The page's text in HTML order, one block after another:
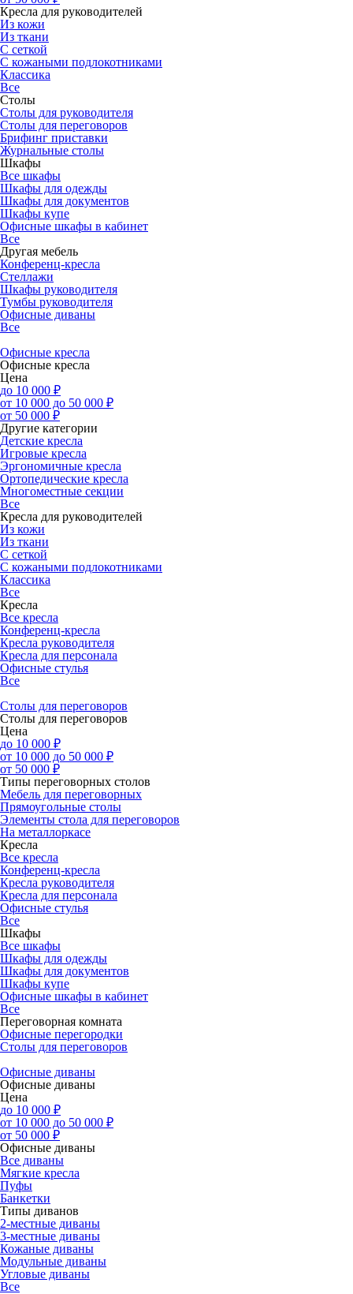
Кресла для руководителей
Из кожи
Из ткани
С сеткой
С кожаными подлокотниками
Классика
Все
Столы
Столы для руководителя
Столы для переговоров
Брифинг приставки
Журнальные столы
Шкафы
Все шкафы
Шкафы для одежды
Шкафы для документов
Шкафы купе
Офисные шкафы в кабинет
Все
Другая мебель
Конференц-кресла
Стеллажи
Шкафы руководителя
Тумбы руководителя
Офисные диваны
Все
Офисные кресла
Офисные кресла
Цена
до 10 000 ₽
от 10 000 до 50 000 ₽
от 50 000 ₽
Другие категории
Детские кресла
Игровые кресла
Эргономичные кресла
Ортопедические кресла
Многоместные секции
Все
Кресла для руководителей
Из кожи
Из ткани
С сеткой
С кожаными подлокотниками
Классика
Все
Кресла
Все кресла
Конференц-кресла
Кресла руководителя
Кресла для персонала
Офисные стулья
Все
Столы для переговоров
Столы для переговоров
Цена
до 10 000 ₽
от 10 000 до 50 000 ₽
от 50 000 ₽
Типы переговорных столов
Мебель для переговорных
Прямоугольные столы
Элементы стола для переговоров
На металлоркасе
Кресла
Все кресла
Конференц-кресла
Кресла руководителя
Кресла для персонала
Офисные стулья
Все
Шкафы
Все шкафы
Шкафы для одежды
Шкафы для документов
Шкафы купе
Офисные шкафы в кабинет
Все
Переговорная комната
Офисные перегородки
Столы для переговоров
Офисные диваны
Офисные диваны
Цена
до 10 000 ₽
от 10 000 до 50 000 ₽
от 50 000 ₽
Офисные диваны
Все диваны
Мягкие кресла
Пуфы
Банкетки
Типы диванов
2-местные диваны
3-местные диваны
Кожаные диваны
Модульные диваны
Угловые диваны
Все